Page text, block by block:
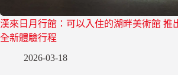
漢來日月行館：可以入住的湖畔美術館 推
全新體驗行程
2026-03-18